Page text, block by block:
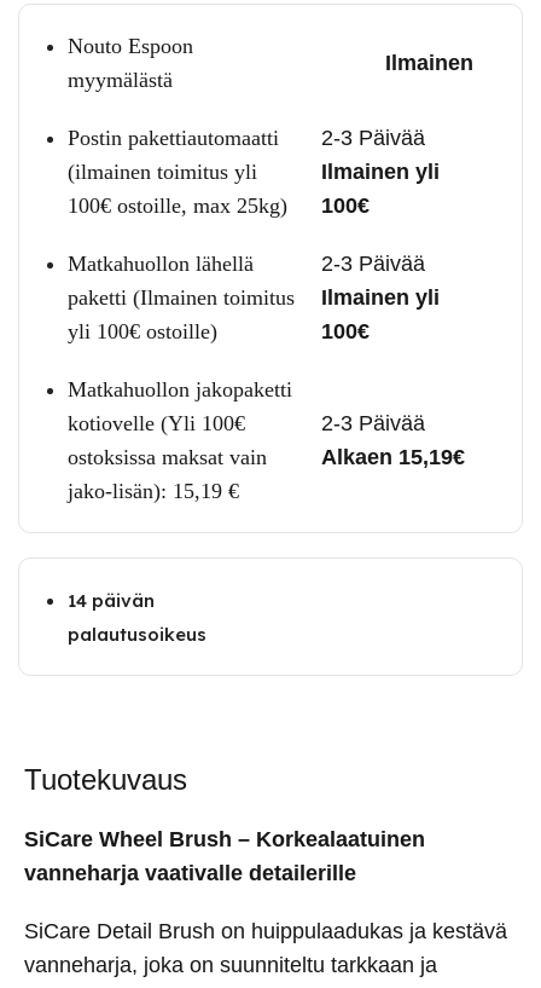
Nouto Espoon
myymälästä
Ilmainen
Postin pakettiautomaatti
(ilmainen toimitus yli
100€ ostoille, max 25kg)
2-3 Päivää
Ilmainen yli
100€
Matkahuollon lähellä
paketti (Ilmainen toimitus
yli 100€ ostoille)
2-3 Päivää
Ilmainen yli
100€
Matkahuollon jakopaketti
kotiovelle (Yli 100€
ostoksissa maksat vain
jako-lisän): 15,19 €
2-3 Päivää
Alkaen 15,19€
14 päivän
palautusoikeus
Tuotekuvaus
SiCare Wheel Brush – Korkealaatuinen
vanneharja vaativalle detailerille
SiCare Detail Brush on huippulaadukas ja kestävä
vanneharja, joka on suunniteltu tarkkaan ja